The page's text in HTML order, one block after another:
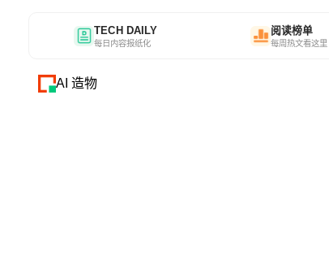
TECH DAILY
每日内容报纸化
阅读榜单
每周热文看这里
AI 造物